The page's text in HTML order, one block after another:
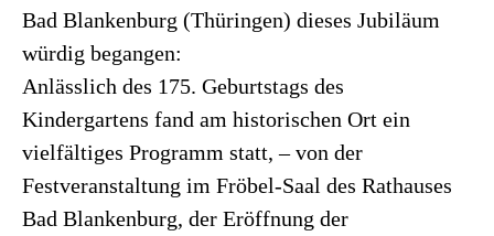
Bad Blankenburg (Thüringen) dieses Jubiläum
würdig begangen:
Anlässlich des 175. Geburtstags des
Kindergartens fand am historischen Ort ein
vielfältiges Programm statt, – von der
Festveranstaltung im Fröbel-Saal des Rathauses
Bad Blankenburg, der Eröffnung der